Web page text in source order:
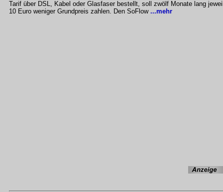
Tarif über DSL, Kabel oder Glasfaser bestellt, soll zwölf Monate lang
10 Euro weniger Grundpreis zahlen. Den SoFlow ...mehr